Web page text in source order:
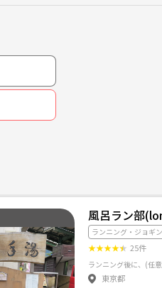
風呂ラン部
ランニング・ジョギ
★★★★★ 25件
東京都